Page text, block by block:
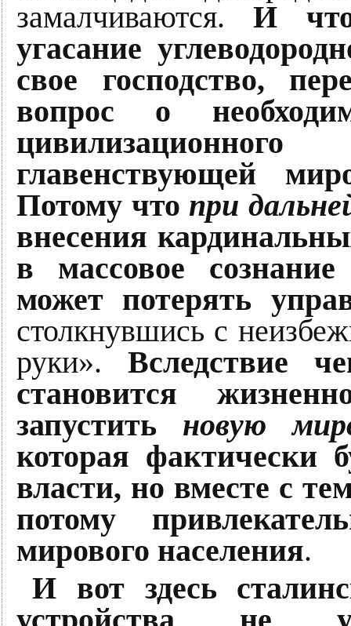
замалчиваются.И
угасание
свое господство,
вопрос о
главенствующей
Потому что при
внесения
в массовое
может потерять
столкнувшись с
руки». Вследствие
становится
запустить новую
которая фактически
власти, но вместе с
потому
мирового населения.
И вот здесь